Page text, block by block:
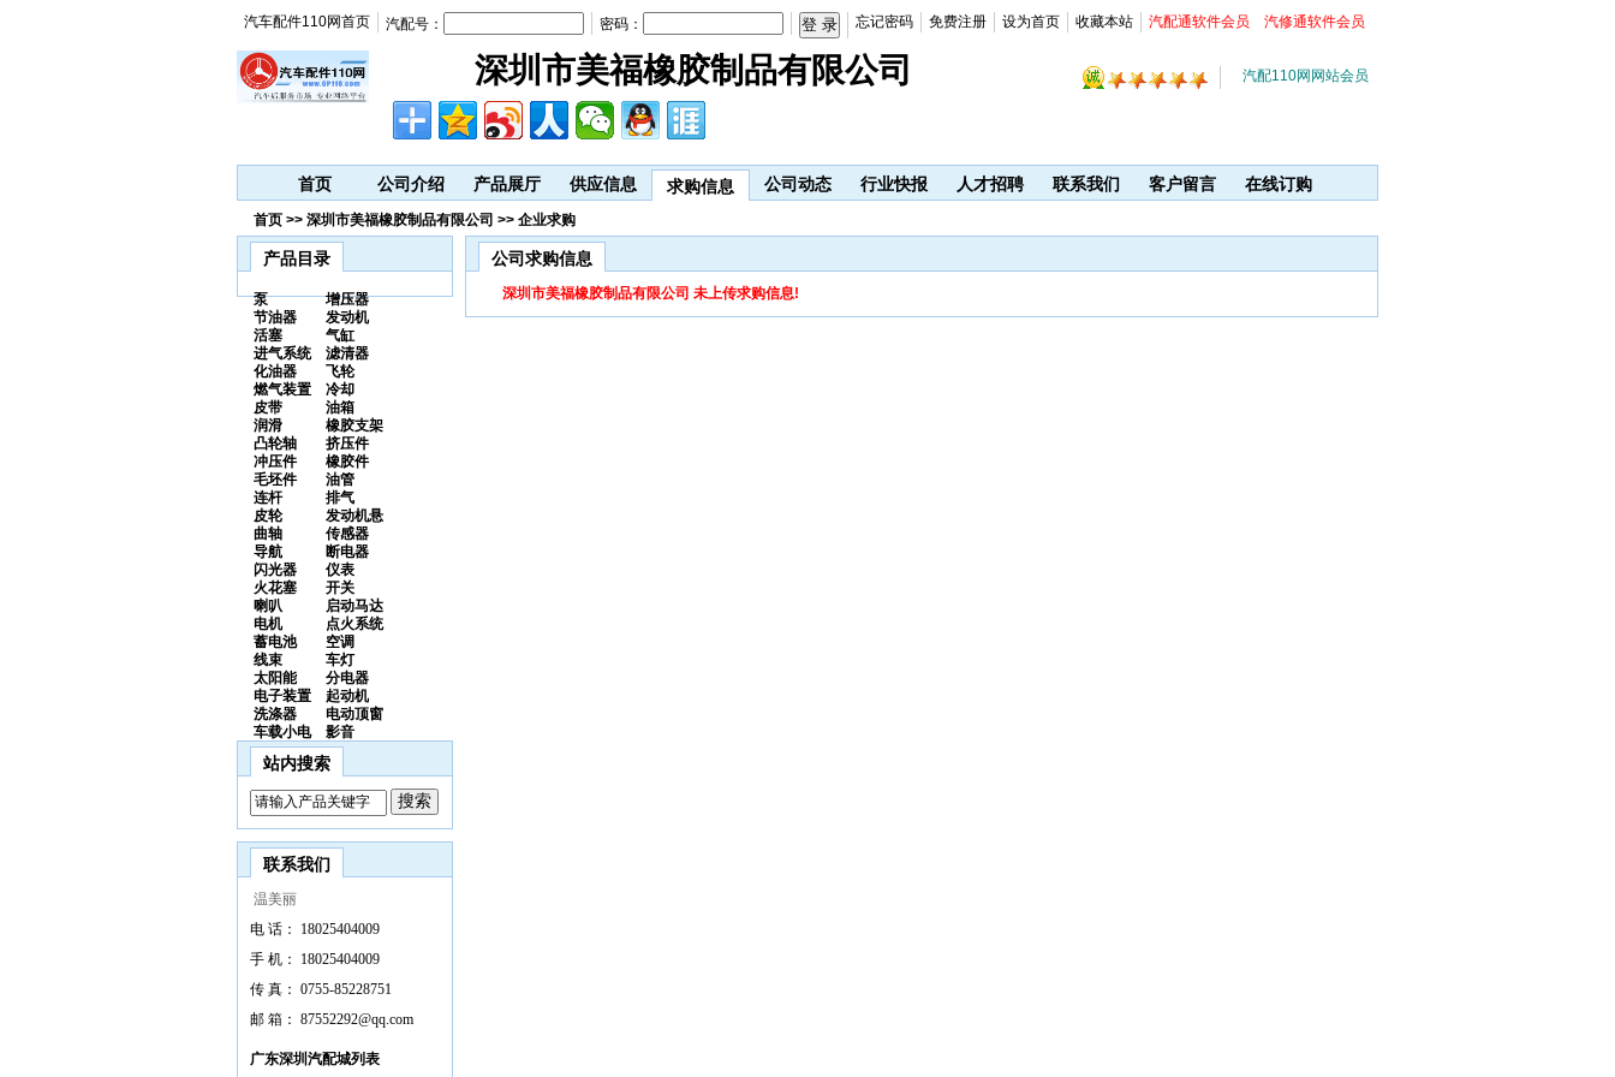
深圳市美福橡胶制品有限公司 汽配110网网站会员
汽车配件110网首页 汽配号： 密码： 忘记密码 免费注册 设为首页 收藏本站 汽配通软件会员 汽修通软件会员
首页 公司介绍 产品展厅 供应信息 求购信息 公司动态 行业快报 人才招聘 联系我们 客户留言 在线订购
首页 >> 深圳市美福橡胶制品有限公司 >> 企业求购
产品目录
泵
增压器
节油器
发动机
活塞
气缸
进气系统
滤清器
化油器
飞轮
燃气装置
冷却
皮带
油箱
润滑
橡胶支架
凸轮轴
挤压件
冲压件
橡胶件
毛坯件
油管
连杆
排气
皮轮
发动机悬
曲轴
传感器
导航
断电器
闪光器
仪表
火花塞
开关
喇叭
启动马达
电机
点火系统
蓄电池
空调
线束
车灯
太阳能
分电器
电子装置
起动机
洗涤器
电动顶窗
车载小电
影音
站内搜索
联系我们
温美丽
电 话：
18025404009
手 机：
18025404009
传 真： 0755-85228751
邮 箱： 87552292@qq.com
广东深圳汽配城列表
公司求购信息
深圳市美福橡胶制品有限公司 未上传求购信息!